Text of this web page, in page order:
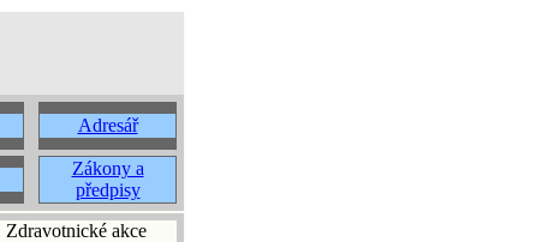
Adresář
Zákony a
předpisy
Zdravotnické akce